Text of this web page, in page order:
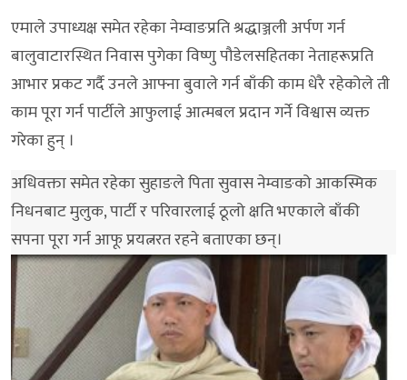
एमाले उपाध्यक्ष समेत रहेका नेम्वाङप्रति श्रद्धाञ्जली अर्पण गर्न
बालुवाटारस्थित निवास पुगेका विष्णु पौडेलसहितका नेताहरूप्रति
आभार प्रकट गर्दै उनले आफ्ना बुवाले गर्न बाँकी काम धेरै रहेकोले ती
काम पूरा गर्न पार्टीले आफुलाई आत्मबल प्रदान गर्ने विश्वास व्यक्त
गरेका हुन् ।
अधिवक्ता समेत रहेका सुहाङले पिता सुवास नेम्वाङको आकस्मिक
निधनबाट मुलुक, पार्टी र परिवारलाई ठूलो क्षति भएकाले बाँकी
सपना पूरा गर्न आफू प्रयत्नरत रहने बताएका छन्।